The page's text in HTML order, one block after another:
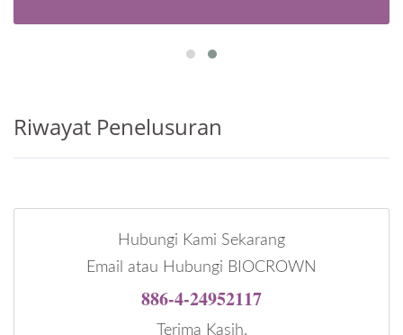
Riwayat Penelusuran
Hubungi Kami Sekarang
Email atau Hubungi BIOCROWN
886-4-24952117
Terima Kasih.